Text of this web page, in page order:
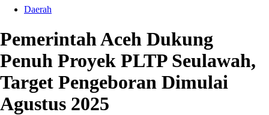
Daerah
Pemerintah Aceh Dukung
Penuh Proyek PLTP Seulawah,
Target Pengeboran Dimulai
Agustus 2025